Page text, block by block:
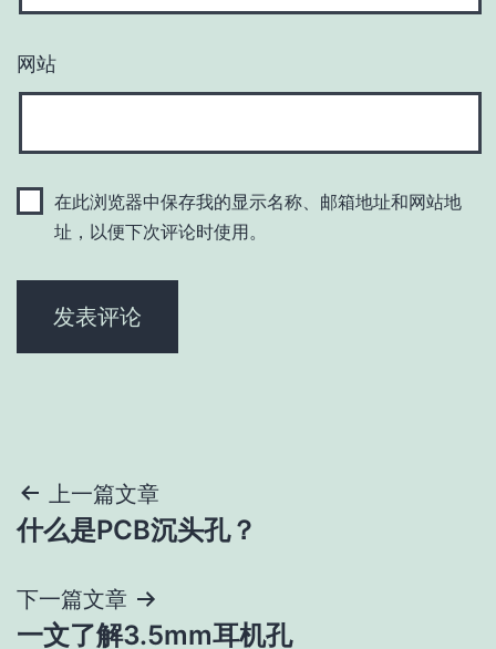
网站
在此浏览器中保存我的显示名称、邮箱地址和网站地
址，以便下次评论时使用。
文
章
导
上一篇文章
什么是PCB沉头孔？
下一篇文章
一文了解3.5mm耳机孔